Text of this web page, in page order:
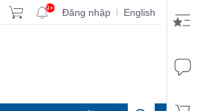
9+ Đăng nhập | English